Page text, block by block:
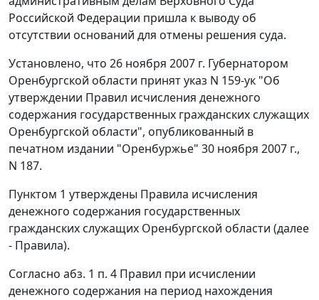
Российской Федерации пришла к выводу об
отсутствии оснований для отмены решения суда.
Установлено, что 26 ноября 2007 г. Губернатором
Оренбургской области принятуказ N 159-ук "Об
утверждении Правил исчисления денежного
содержания государственных гражданских служащих
Оренбургской области", опубликованный в
печатном издании "Оренбуржье" 30 ноября 2007 г.,
N 187.
Пунктом 1 утверждены Правила исчисления
денежного содержания государственных
гражданских служащих Оренбургской области (далее
- Правила).
Согласно абз. 1 п. 4 Правил при исчислении
денежного содержания на период нахождения